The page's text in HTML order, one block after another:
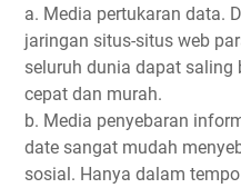
a. Media pertukaran data.
jaringan situs-situs web
seluruh dunia dapat
cepat dan murah.
b. Media penyebaran
date sangat mudah
sosial. Hanya dalam